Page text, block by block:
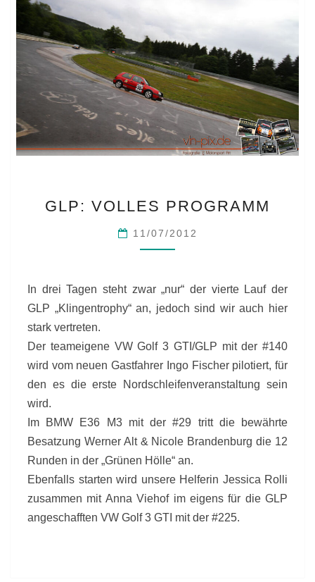
VOLLES
PROGRAMM
GLP: VOLLES PROGRAMM
11/07/2012
In drei Tagen steht zwar „nur“ der vierte Lauf der
GLP „Klingentrophy“ an, jedoch sind wir auch hier
stark vertreten.
Der teameigene VW Golf 3 GTI/GLP mit der #140
wird vom neuen Gastfahrer Ingo Fischer pilotiert, für
den es die erste Nordschleifenveranstaltung sein
wird.
Im BMW E36 M3 mit der #29 tritt die bewährte
Besatzung Werner Alt & Nicole Brandenburg die 12
Runden in der „Grünen Hölle“ an.
Ebenfalls starten wird unsere Helferin Jessica Rolli
zusammen mit Anna Viehof im eigens für die GLP
angeschafften VW Golf 3 GTI mit der #225.